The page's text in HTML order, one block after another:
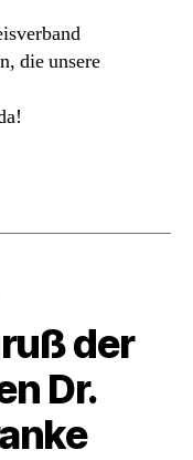
die unsere
der
Dr.